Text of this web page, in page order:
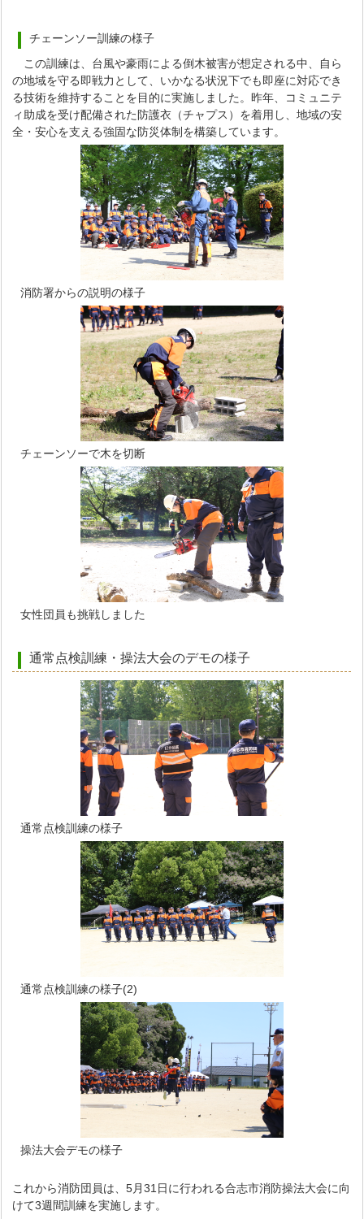
チェーンソー訓練の様子
この訓練は、台風や豪雨による倒木被害が想定される中、自ら
の地域を守る即戦力として、いかなる状況下でも即座に対応でき
る技術を維持することを目的に実施しました。昨年、コミュニテ
ィ助成を受け配備された防護衣（チャプス）を着用し、地域の安
全・安心を支える強固な防災体制を構築しています。
消防署からの説明の様子
チェーンソーで木を切断
女性団員も挑戦しました
通常点検訓練・操法大会のデモの様子
通常点検訓練の様子
通常点検訓練の様子(2)
操法大会デモの様子
これから消防団員は、5月31日に行われる合志市消防操法大会に向
けて3週間訓練を実施します。